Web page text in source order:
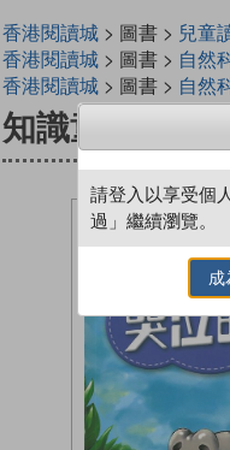
香港閱讀城> 圖書 > 兒童
香港閱讀城> 圖書 > 自然
香港閱讀城> 圖書 > 自然
知識童話‧動
請登入以享受個
過」繼續瀏覽。
成